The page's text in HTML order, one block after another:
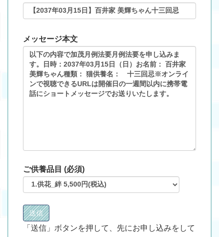
メッセージ本文
ご供養品目 (必須)
「送信」ボタンを押して、先にお申し込みをして